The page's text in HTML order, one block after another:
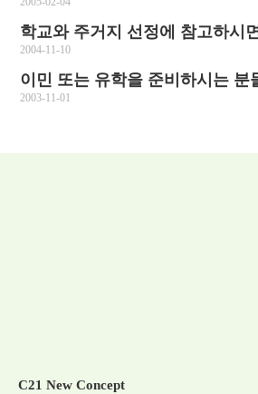
학교와 주거지 선정에 참고하시
2004-11-10
이민 또는 유학을 준비하시는 분
2003-11-01
C21 New Concept